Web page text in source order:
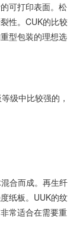
可打印表面。松
性。CUK的比较
型包装的理想选
级中比较强的，
合而成。再生纤
纸板。UUK的纹
常适合在需要重